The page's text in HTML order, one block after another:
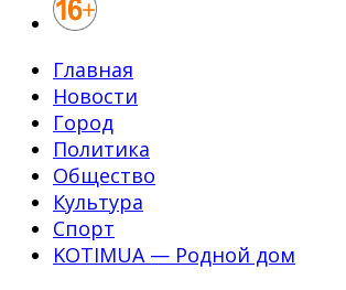
Главная
Новости
Город
Политика
Общество
Культура
Спорт
KOTIMUA — Родной дом